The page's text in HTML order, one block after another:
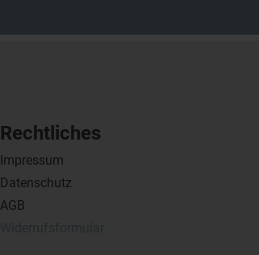
Rechtliches
Impressum
Datenschutz
AGB